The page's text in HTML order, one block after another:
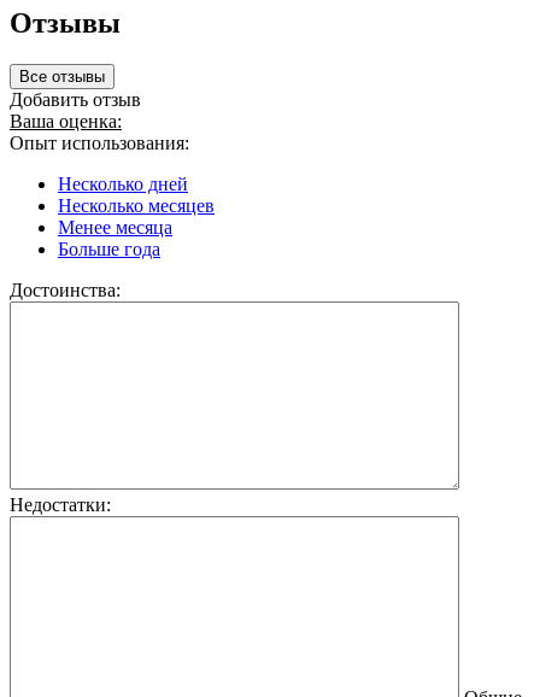
Отзывы
Все отзывы
Добавить отзыв
Ваша оценка:
Опыт использования:
Несколько дней
Несколько месяцев
Менее месяца
Больше года
Достоинства:
Недостатки: